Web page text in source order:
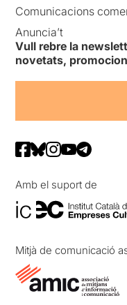
Comunicacions
Anuncia’t
Vull rebre la
novetats,
Amb el suport de
Mitjà de comunicació